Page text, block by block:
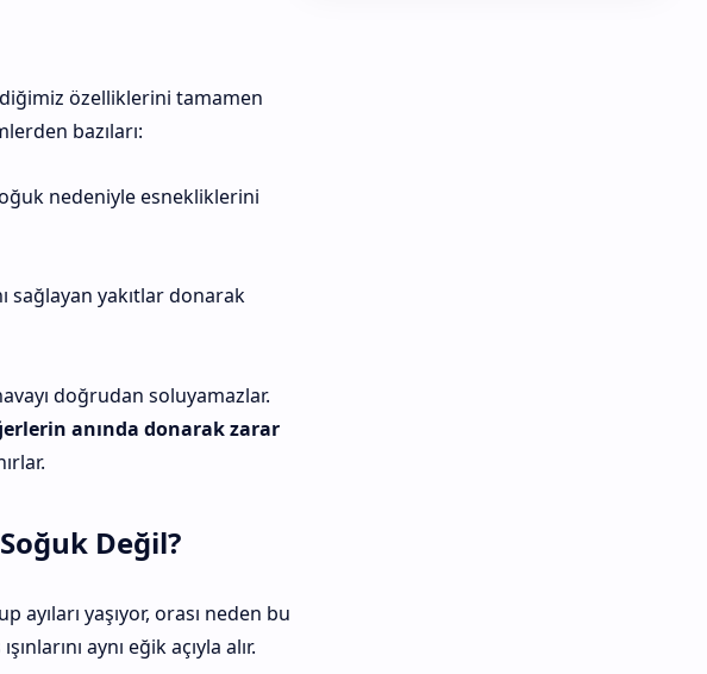
özelliklerini tamamen
bazıları:
nedeniyle esnekliklerini
sağlayan yakıtlar donarak
doğrudan soluyamazlar.
anında donarak zarar
Değil?
yaşıyor, orası neden bu
aynı eğik açıyla alır.